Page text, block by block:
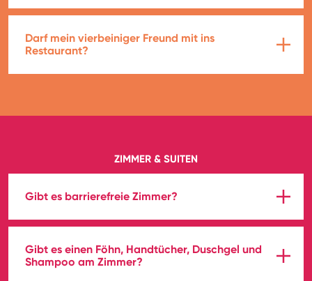
Darf mein vierbeiniger Freund mit ins
Restaurant?
ZIMMER & SUITEN
Gibt es barrierefreie Zimmer?
Gibt es einen Föhn, Handtücher, Duschgel und
Shampoo am Zimmer?